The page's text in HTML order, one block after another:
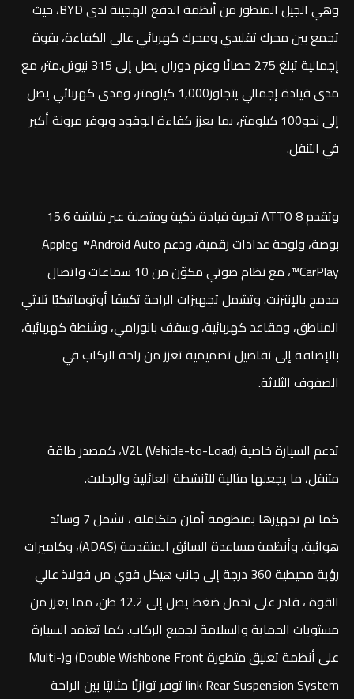
وهي الجيل المتطور من أنظمة الدفع الهجينة لدى BYD، حيث
تجمع بين محرك تقليدي ومحرك كهربائي عالي الكفاءة، بقوة
إجمالية تبلغ 275 حصانًا وعزم دوران يصل إلى 315 نيوتن.متر، مع
مدى قيادة إجمالي يتجاوز1,000 كيلومتر، ومدى كهربائي يصل
إلى نحو100 كيلومتر، بما يعزز كفاءة الوقود ويوفر مرونة أكبر
في التنقل.
وتقدم ATTO 8 تجربة قيادة ذكية ومتصلة عبر شاشة 15.6
بوصة، ولوحة عدادات رقمية، ودعم Android Auto™ وApple
CarPlay™، مع نظام صوتي مكوّن من 10 سماعات واتصال
مدمج بالإنترنت. وتشمل تجهيزات الراحة تكييفًا أوتوماتيكيًا ثلاثي
المناطق، ومقاعد كهربائية، وسقف بانورامي، وشنطة كهربائية،
بالإضافة إلى تفاصيل تصميمية تعزز من راحة الركاب في
الصفوف الثلاثة.
تدعم السيارة خاصية V2L (Vehicle-to-Load)، كمصدر طاقة
متنقل، ما يجعلها مثالية للأنشطة العائلية والرحلات.
كما تم تجهيزها بمنظومة أمان متكاملة ، تشمل 7 وسائد
هوائية، وأنظمة مساعدة السائق المتقدمة (ADAS)، وكاميرات
رؤية محيطية 360 درجة إلى جانب هيكل قوي من فولاذ عالي
القوة ، قادر على تحمل ضغط يصل إلى 12.2 طن، مما يعزز من
مستويات الحماية والسلامة لجميع الركاب. كما تعتمد السيارة
على أنظمة تعليق متطورة Double Wishbone Front) و(Multi-
link Rear Suspension System توفر توازنًا مثاليًا بين الراحة